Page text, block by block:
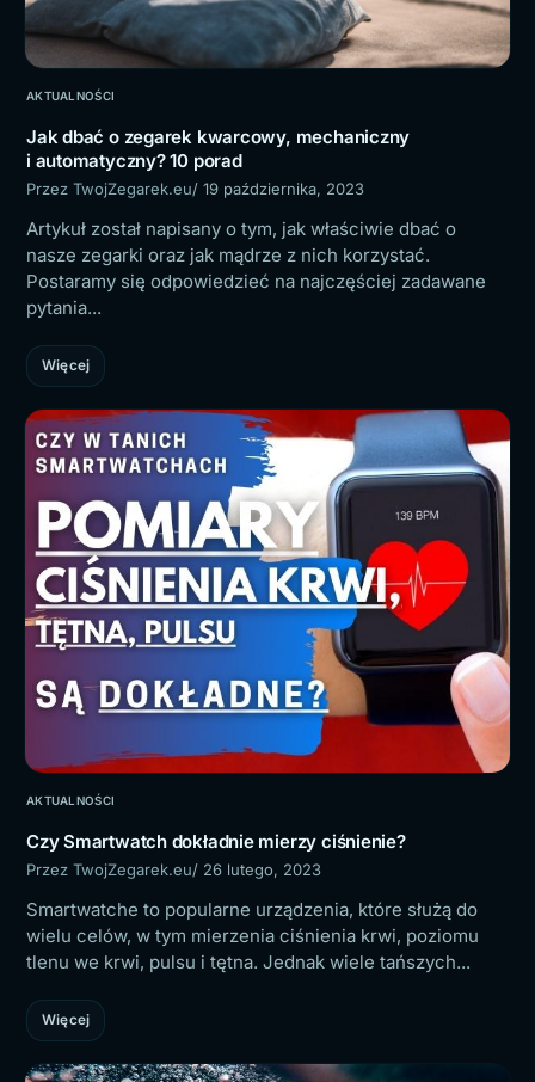
AKTUALNOŚCI
Jak dbać o zegarek kwarcowy, mechaniczny
i automatyczny? 10 porad
Przez TwojZegarek.eu/ 19 października, 2023
Artykuł został napisany o tym, jak właściwie dbać o
nasze zegarki oraz jak mądrze z nich korzystać.
Postaramy się odpowiedzieć na najczęściej zadawane
pytania...
Więcej
AKTUALNOŚCI
Czy Smartwatch dokładnie mierzy ciśnienie?
Przez TwojZegarek.eu/ 26 lutego, 2023
Smartwatche to popularne urządzenia, które służą do
wielu celów, w tym mierzenia ciśnienia krwi, poziomu
tlenu we krwi, pulsu i tętna. Jednak wiele tańszych...
Więcej